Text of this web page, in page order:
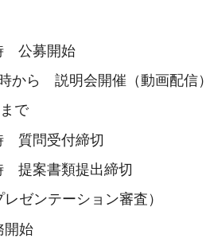
公募開始
から 説明会開催（動画配信）
で
質問受付締切
提案書類提出締切
ゼンテーション審査）
開始